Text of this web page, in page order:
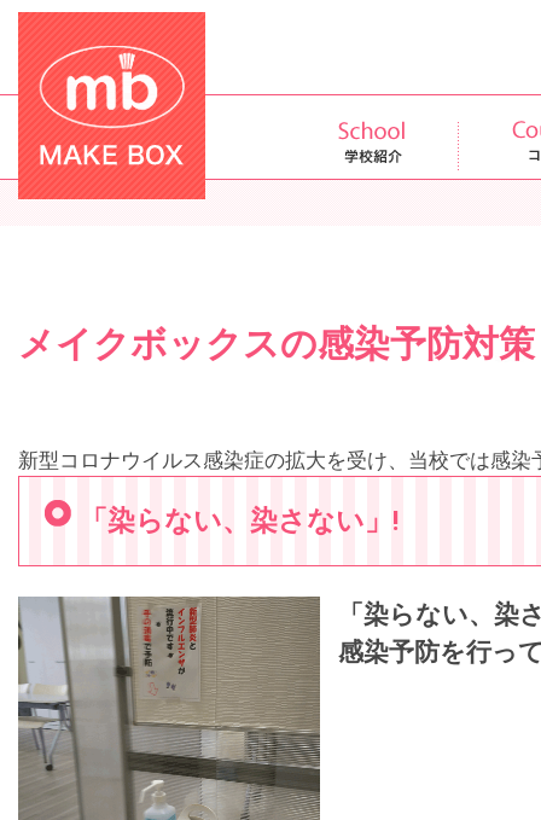
メイクボックスの感染予防対策
新型コロナウイルス感染症の拡大を受け、当校では感
「染らない、染さない」!
「染らない、染
感染予防を行っ